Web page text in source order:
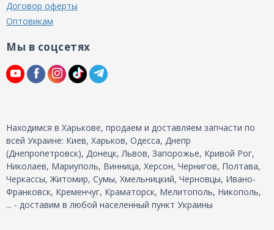
Договор оферты
Оптовикам
Мы в соцсетях
Находимся в Харькове, продаем и доставляем запчасти по
всей Украине: Киев, Харьков, Одесса, Днепр
(Днепропетровск), Донецк, Львов, Запорожье, Кривой Рог,
Николаев, Мариуполь, Винница, Херсон, Чернигов, Полтава,
Черкассы, Житомир, Сумы, Хмельницкий, Черновцы, Ивано-
Франковск, Кременчуг, Краматорск, Мелитополь, Никополь,
... - доставим в любой населенный пункт Украины